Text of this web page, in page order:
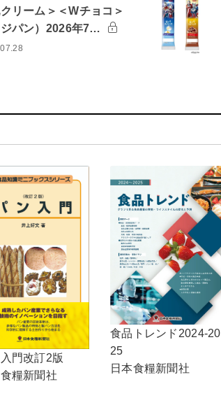
リーム＞＜Wチョコ＞
ジパン）2026年7…
門改訂2版
糧新聞社
食品トレンド2024-20
25
日本食糧新聞社